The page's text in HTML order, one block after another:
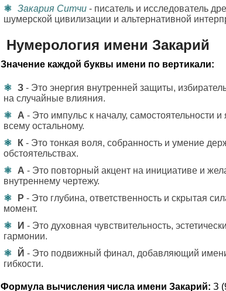
Закария Ситчи - писатель и исследователь
шумерской цивилизации и альтернативной
Нумерология имени Закарий
Значение каждой буквы имени по вертикали:
З - Это энергия внутренней защиты,
на случайные влияния.
А - Это импульс к началу, самостоятельности
всему остальному.
К - Это тонкая воля, собранность и умение
обстоятельствах.
А - Это повторный акцент на инициативе и
внутреннему чертежу.
Р - Это глубина, ответственность и скрытая
момент.
И - Это духовная чувствительность,
гармонии.
Й - Это подвижный финал, добавляющий
гибкости.
Формула вычисления числа имени Закарий: З